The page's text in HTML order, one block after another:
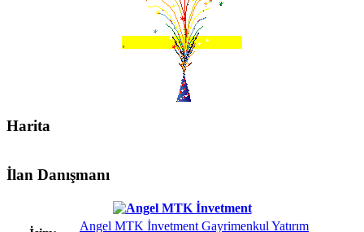
Harita
İlan Danışmanı
Angel MTK İnvetment Gayrimenkul Yatırım